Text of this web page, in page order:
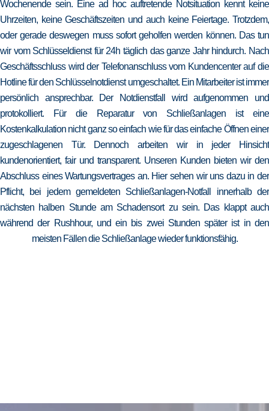
Wochenende sein. Eine ad hoc auftretende Notsituation kennt keine
Uhrzeiten, keine Geschäftszeiten und auch keine Feiertage. Trotzdem,
oder gerade deswegen muss sofort geholfen werden können. Das tun
wir vom Schlüsseldienst für 24h täglich das ganze Jahr hindurch. Nach
Geschäftsschluss wird der Telefonanschluss vom Kundencenter auf die
Hotline für den Schlüsselnotdienst umgeschaltet. Ein Mitarbeiter ist immer
persönlich ansprechbar. Der Notdienstfall wird aufgenommen und
protokolliert. Für die Reparatur von Schließanlagen ist eine
Kostenkalkulation nicht ganz so einfach wie für das einfache Öffnen einer
zugeschlagenen Tür. Dennoch arbeiten wir in jeder Hinsicht
kundenorientiert, fair und transparent. Unseren Kunden bieten wir den
Abschluss eines Wartungsvertrages an. Hier sehen wir uns dazu in der
Pflicht, bei jedem gemeldeten Schließanlagen-Notfall innerhalb der
nächsten halben Stunde am Schadensort zu sein. Das klappt auch
während der Rushhour, und ein bis zwei Stunden später ist in den
meisten Fällen die Schließanlage wieder funktionsfähig.